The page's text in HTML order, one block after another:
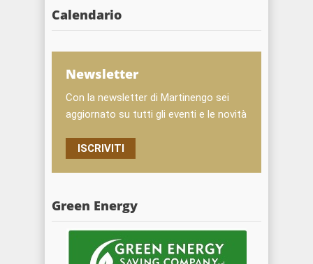
Calendario
Newsletter
Con la newsletter di Martinengo sei
aggiornato su tutti gli eventi e le novità
ISCRIVITI
Green Energy